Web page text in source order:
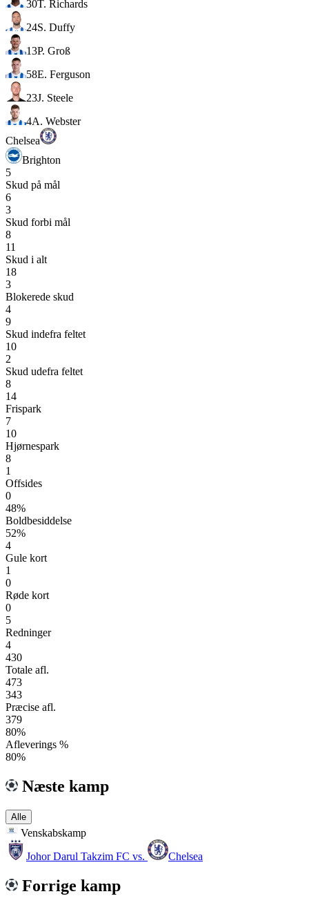
30T. Richards
24S. Duffy
13P. Groß
58E. Ferguson
23J. Steele
4A. Webster
Chelsea
Brighton
5
Skud på mål
6
3
Skud forbi mål
8
11
Skud i alt
18
3
Blokerede skud
4
9
Skud indefra feltet
10
2
Skud udefra feltet
8
14
Frispark
7
10
Hjørnespark
8
1
Offsides
0
48%
Boldbesiddelse
52%
4
Gule kort
1
0
Røde kort
0
5
Redninger
4
430
Totale afl.
473
343
Præcise afl.
379
80%
Afleverings %
80%
Næste kamp
Alle
Venskabskamp
Johor Darul Takzim FC vs. Chelsea
Forrige kamp